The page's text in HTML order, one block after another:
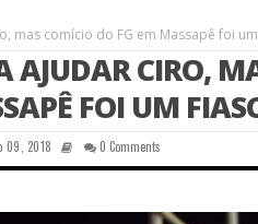
mas comício do FG em Massapê foi
AJUDAR CIRO,
FOI UM
09, 2018 0 Comments